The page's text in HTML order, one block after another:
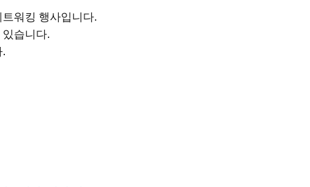
워킹 행사입니다.
습니다.
.